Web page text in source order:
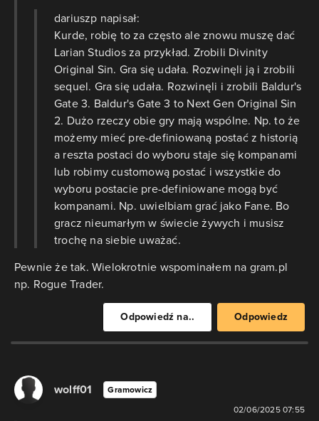
dariuszp napisał:
Kurde, robię to za często ale znowu muszę dać
Larian Studios za przykład. Zrobili Divinity
Original Sin. Gra się udała. Rozwinęli ją i zrobili
sequel. Gra się udała. Rozwinęli i zrobili Baldur's
Gate 3. Baldur's Gate 3 to Next Gen Original Sin
2. Dużo rzeczy obie gry mają wspólne. Np. to że
możemy mieć pre-definiowaną postać z historią
a reszta postaci do wyboru staje się kompanami
lub robimy customową postać i wszystkie do
wyboru postacie pre-definiowane mogą być
kompanami. Np. uwielbiam grać jako Fane. Bo
gracz nieumarłym w świecie żywych i musisz
trochę na siebie uważać.
Pewnie że tak. Wielokrotnie wspominałem na gram.pl
np. Rogue Trader.
Odpowiedź na.. Odpowiedz
wolff01 Gramowicz
02/06/2025 07:55